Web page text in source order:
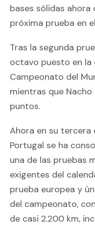
bases sólidas
próxima prueba en
Tras la segunda
octavo puesto en la
Campeonato del
mientras que
puntos.
Ahora en su tercera
Portugal se ha
una de las pruebas
exigentes del
prueba europea y
del campeonato,
de casi 2.200 km,